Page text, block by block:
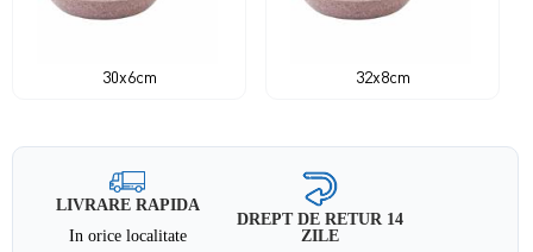
30x6cm 32x8cm
LIVRARE RAPIDA
In orice localitate
DREPT DE RETUR 14
ZILE